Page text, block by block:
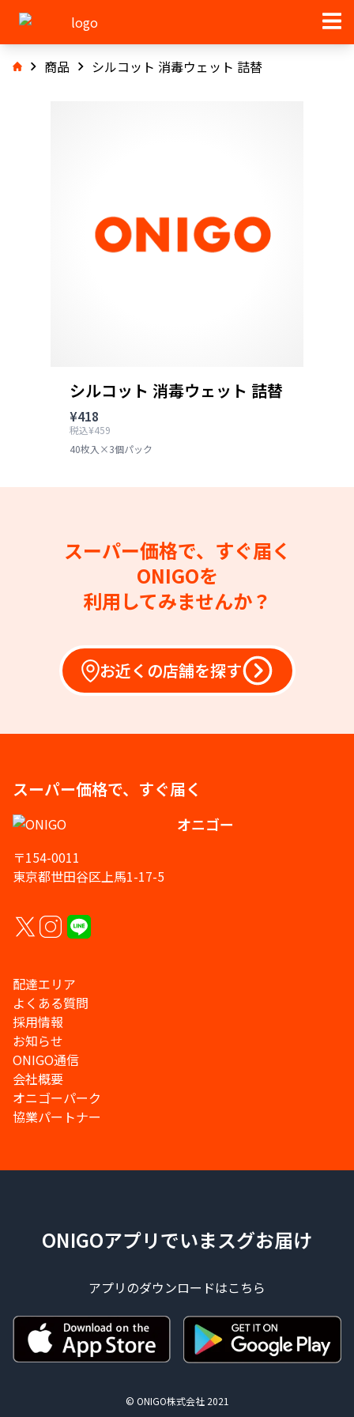
商品 シルコット 消毒ウェット 詰替
シルコット 消毒ウェット 詰替
¥418
税込¥459
40枚入×3個パック
スーパー価格で、すぐ届く
ONIGOを
利用してみませんか？
お近くの店舗を探す
スーパー価格で、すぐ届く
オニゴー
〒154-0011
東京都世田谷区上馬1-17-5
配達エリア
よくある質問
採用情報
お知らせ
ONIGO通信
会社概要
オニゴーパーク
協業パートナー
ONIGOアプリでいまスグお届け
アプリのダウンロードはこちら
© ONIGO株式会社 2021